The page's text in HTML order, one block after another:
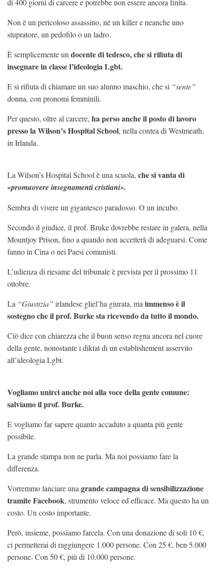
di 400 giorni di carcere e potrebbe non essere ancora finita.
Non è un pericoloso assassino, né un killer e neanche uno
stupratore, un pedofilo o un ladro.
È semplicemente un docente di tedesco, che si rifiuta di
insegnare in classe l’ideologia Lgbt.
E si rifiuta di chiamare un suo alunno maschio, che si “sente”
donna, con pronomi femminili.
Per questo, oltre al carcere, ha perso anche il posto di lavoro
presso la Wilson’s Hospital School, nella contea di Westmeath,
in Irlanda.
La Wilson’s Hospital School è una scuola, che si vanta di
«promuovere insegnamenti cristiani».
Sembra di vivere un gigantesco paradosso. O un incubo.
Secondo il giudice, il prof. Bruke dovrebbe restare in galera, nella
Mountjoy Prison, fino a quando non accetterà di adeguarsi. Come
fanno in Cina o nei Paesi comunisti.
L’udienza di riesame del tribunale è prevista per il prossimo 11
ottobre.
La “Giustizia” irlandese gliel’ha giurata, ma immenso è il
sostegno che il prof. Burke sta ricevendo da tutto il mondo.
Ciò dice con chiarezza che il buon senso regna ancora nel cuore
della gente, nonostante i diktat di un establishement asservito
all’ideologia Lgbt.
Vogliamo unirci anche noi alla voce della gente comune:
salviamo il prof. Burke.
E vogliamo far sapere quanto accaduto a quanta più gente
possibile.
La grande stampa non ne parla. Ma noi possiamo fare la
differenza.
Vorremmo lanciare una grande campagna di sensibilizzazione
tramite Facebook, strumento veloce ed efficace. Ma questo ha un
costo. Un costo importante.
Però, insieme, possiamo farcela. Con una donazione di soli 10 €,
ci permetterai di raggiungere 1.000 persone. Con 25 €, ben 5.000
persone. Con 50 €, più di 10.000 persone.